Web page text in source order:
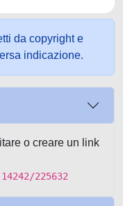
da copyright e
indicazione.
o creare un link
225632